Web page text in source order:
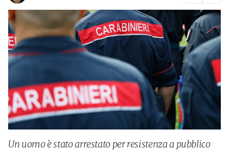
Un uomo è stato arrestato per resistenza a pubblico